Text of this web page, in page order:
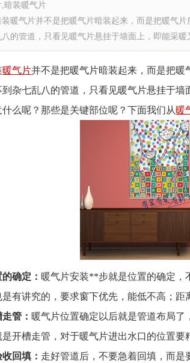
暗装暖气片
暖气片并不是把暖气片暗装起来，而是把暖气
的管道，只看见暖气片悬挂于墙面上，即能采
暖气片并不是把暖气片暗装起来，而是把暖
杂七乱八的管道，只看见暖气片悬挂于
么呢？那些是关键部位呢？下面我们从暖
确定： 暖气片安装**步就是位置的确定，
有讲究的，要求窗下优先，能低不高；距
管： 暖气片位置确定以后就是管道布局
开槽走管，对于暖气片进出水口的位置要
回填： 走好管道后，不要急着回填，而